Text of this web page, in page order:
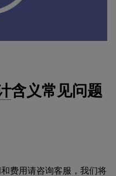
含义常见问题
费用请咨询客服，我们将